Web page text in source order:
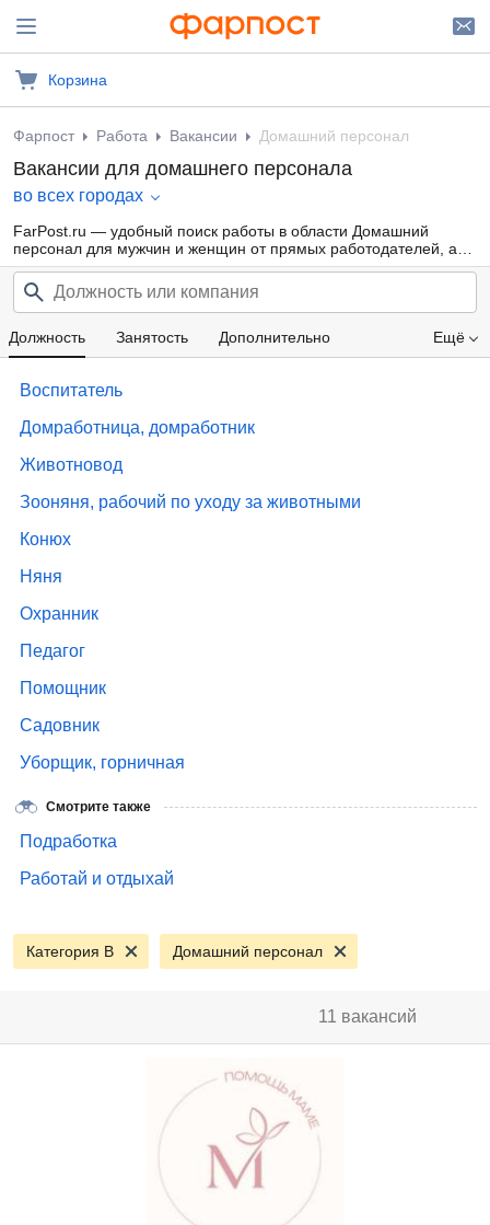
Корзина
Фарпост Работа Вакансии Домашний персонал
Вакансии для домашнего персонала
во всех городах
FarPost.ru — удобный поиск работы в области Домашний
персонал для мужчин и женщин от прямых работодателей, а
также от кадровых агентств. Свежие вакансии каждый день.
Ещё
Должность Занятость Дополнительно
Зарплата
Воспитатель
Домработница, домработник
Животновод
Зооняня, рабочий по уходу за животными
Конюх
Няня
Охранник
Педагог
Помощник
Садовник
Уборщик, горничная
Смотрите также
Подработка
Работай и отдыхай
Категория B Домашний персонал
11 вакансий